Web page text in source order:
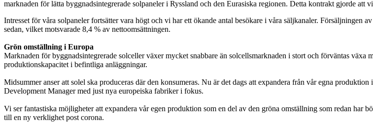
marknaden för lätta byggnadsintegrerade solpaneler i Ryssland och den Eurasiska regionen. Detta kontrakt gjorde
Intresset för våra solpaneler fortsätter vara högt och vi har ett ökande antal besökare i våra säljkanaler. Försäljningen
sedan, vilket motsvarade 8,4 % av nettoomsättningen.
Grön omställning i Europa
Marknaden för byggnadsintegrerade solceller växer mycket snabbare än solcellsmarknaden i stort och förväntas
produktionskapacitet i befintliga anläggningar.
Midsummer anser att solel ska produceras där den konsumeras. Nu är det dags att expandera från vår egna
Development Manager med just nya europeiska fabriker i fokus.
Vi ser fantastiska möjligheter att expandera vår egen produktion som en del av den gröna omställning som redan
till en ny verklighet post corona.